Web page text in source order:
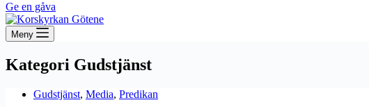
Ge en gåva
Meny
Kategori Gudstjänst
Gudstjänst, Media, Predikan